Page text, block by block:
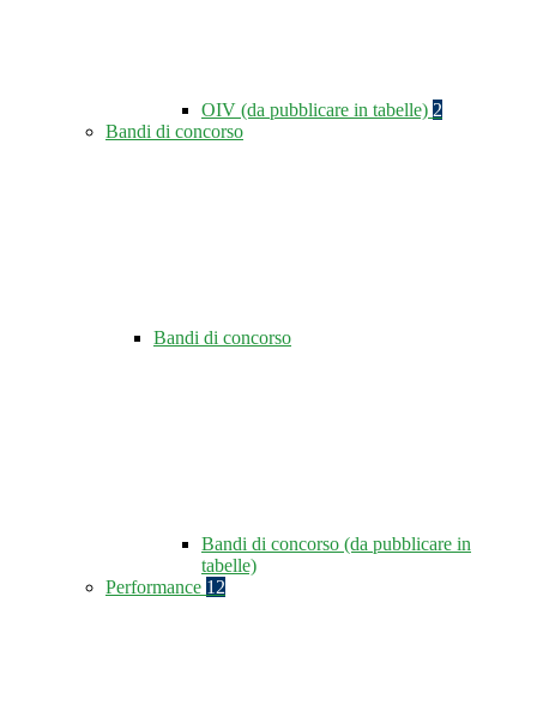
OIV (da pubblicare in tabelle) 2
Bandi di concorso
Bandi di concorso
Bandi di concorso (da pubblicare in
tabelle)
Performance 12